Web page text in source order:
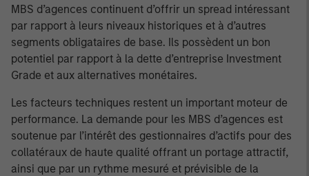
MBS d’agences continuent d’offrir un spread intéressant
par rapport à leurs niveaux historiques et à d’autres
segments obligataires de base. Ils possèdent un bon
potentiel par rapport à la dette d’entreprise Investment
Grade et aux alternatives monétaires.
Les facteurs techniques restent un important moteur de
performance. La demande pour les MBS d’agences est
soutenue par l’intérêt des gestionnaires d’actifs pour des
collatéraux de haute qualité offrant un portage attractif,
ainsi que par un rythme mesuré et prévisible de la